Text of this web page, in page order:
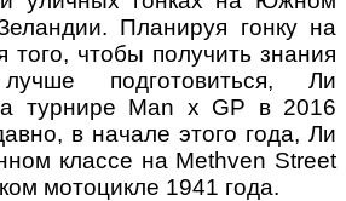
. Планируя гонку на
того, чтобы получить знания
подготовиться, Ли
турнире Man x GP в 2016
в начале этого года, Ли
классе на Methven Street
мотоцикле 1941 года.